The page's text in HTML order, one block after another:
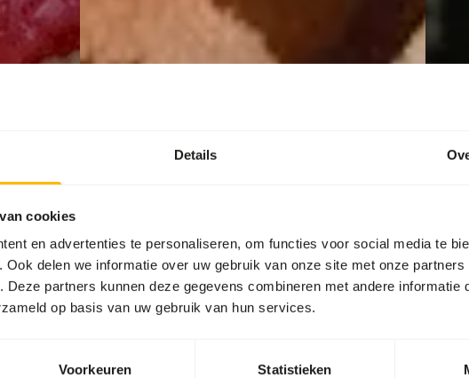
Details
cookies
en advertenties te personaliseren, om functies voor social media te
delen we informatie over uw gebruik van onze site met onze
Deze partners kunnen deze gegevens combineren met andere informatie
op basis van uw gebruik van hun services.
Voorkeuren Statistieken